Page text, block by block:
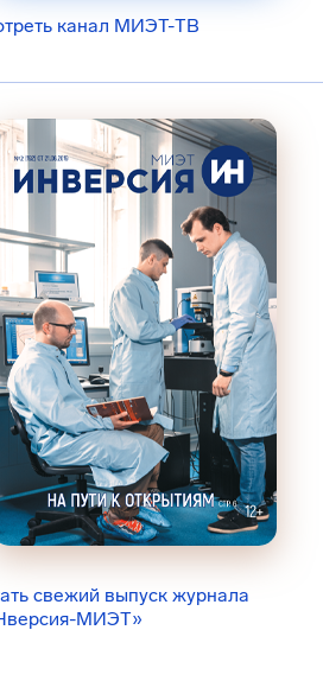
канал МИЭТ-ТВ
свежий выпуск журнала
МИЭТ»